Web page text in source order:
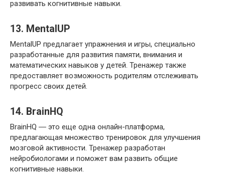
развивать когнитивные навыки.​
13.​ MentalUP
MentalUP предлагает упражнения и игры, специально
разработанные для развития памяти, внимания и
математических навыков у детей. Тренажер также
предоставляет возможность родителям отслеживать
прогресс своих детей.
14.​ BrainHQ
BrainHQ ― это еще одна онлайн-платформа,
предлагающая множество тренировок для улучшения
мозговой активности. Тренажер разработан
нейробиологами и поможет вам развить общие
когнитивные навыки.